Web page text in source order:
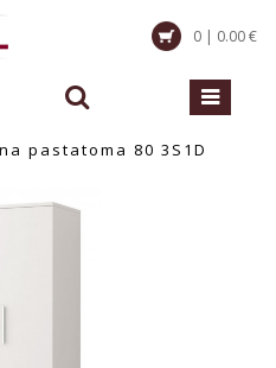
0 | 0.00 €
pastatoma 80 3S1D